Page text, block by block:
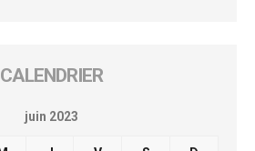
CALENDRIER
juin 2023